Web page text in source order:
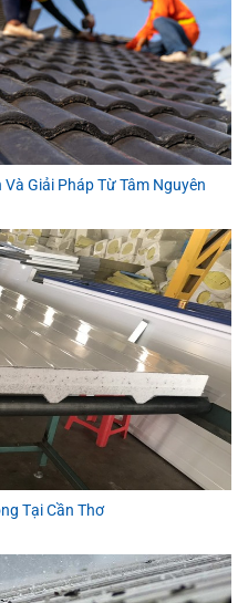
Giải Pháp Từ Tâm Nguyên
Tại Cần Thơ